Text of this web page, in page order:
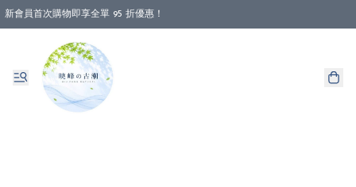
新會員首次購物即享全單 95 折優惠！
消費即享全單 88 折優惠！